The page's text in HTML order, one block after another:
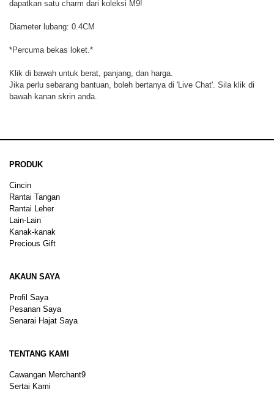
dapatkan satu charm dari koleksi M9!
Diameter lubang: 0.4CM
*Percuma bekas loket.*
Klik di bawah untuk berat, panjang, dan harga.
Jika perlu sebarang bantuan, boleh bertanya di 'Live Chat'. Sila klik di
bawah kanan skrin anda.
PRODUK
Cincin
Rantai Tangan
Rantai Leher
Lain-Lain
Kanak-kanak
Precious Gift
AKAUN SAYA
Profil Saya
Pesanan Saya
Senarai Hajat Saya
TENTANG KAMI
Cawangan Merchant9
Sertai Kami